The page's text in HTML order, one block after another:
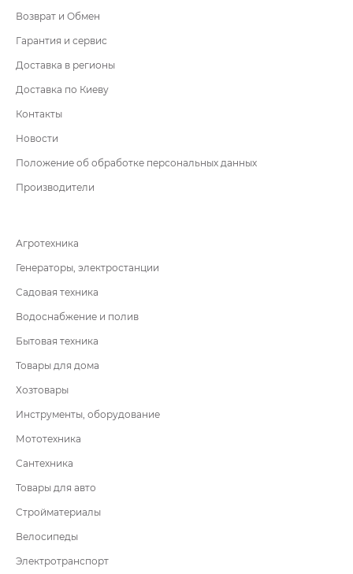
Возврат и Обмен
Гарантия и сервис
Доставка в регионы
Доставка по Киеву
Контакты
Новости
Положение об обработке персональных данных
Производители
Агротехника
Генераторы, электростанции
Садовая техника
Водоснабжение и полив
Бытовая техника
Товары для дома
Хозтовары
Инструменты, оборудование
Мототехника
Сантехника
Товары для авто
Стройматериалы
Велосипеды
Электротранспорт